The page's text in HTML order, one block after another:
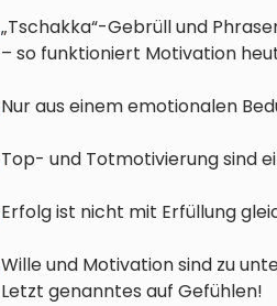
„Tschakka“-Gebrüll und
– so funktioniert Motivation
Nur aus einem emotionalen
Top- und Totmotivierung sind
Erfolg ist nicht mit Erfüllung
Wille und Motivation sind zu
Letzt genanntes auf Gefühlen!